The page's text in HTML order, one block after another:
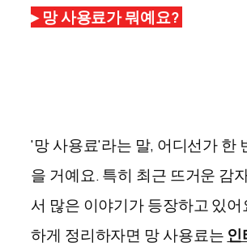
▸망 사용료가 뭐예요?
'망 사용료'라는 말, 어디선가 한
을 거예요. 특히 최근 뜨거운 감
서 많은 이야기가 등장하고 있
하게 정리하자면 망 사용료는 인